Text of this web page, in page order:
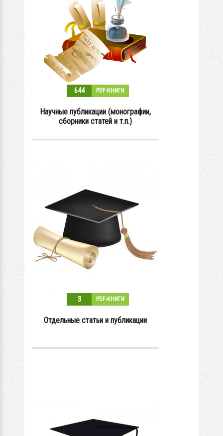
644 PDF-КНИГИ
Научные публикации (монографии,
сборники статей и т.п.)
3 PDF-КНИГИ
Отдельные статьи и публикации